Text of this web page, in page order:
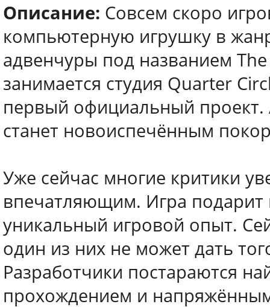
Описание: Совсем скоро
компьютерную игрушку в
адвенчуры под названием
занимается студия Quarter
первый официальный проект.
станет новоиспечённым
Уже сейчас многие критики
впечатляющим. Игра
уникальный игровой опыт.
один из них не может дать
Разработчики постараются
прохождением и